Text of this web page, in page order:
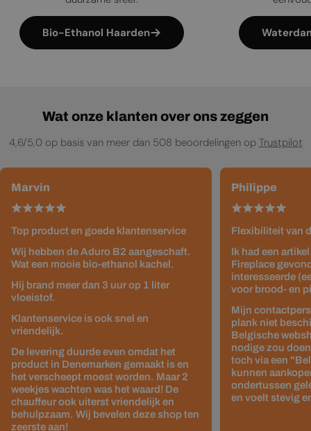
Bio-Ethanol Haarden
Wat onze klanten over ons zeggen
4,6/5,0 op basis van meer dan 508 beoordelingen op Trustpilot
Marvin
Top product en goede klantenservice
Wij hebben de Aduro B2 aangeschaft.
Wat een mooie bio-ethanol kachel.
Hij brand meer dan 3 uur op 1 liter
vloeistof.
Klantenservice is ook snel en
vriendelijk.
De levering duurde even omdat het
product in Denemarken gemaakt is en
het verscheept moest worden. Maar 2
weekjes wachten was het waard! De
chauffeur ook uiterst vriendelijk en
behulpzaam. Wij bevelen deze shop ten
zeerste aan!
Philippe
Flexibiliteit van
Ik had een
Fireplace
interesseerde
voor brood- en
Mijn
plank niet
Belgische
nodige zou
toch via een
kunnen
ondertussen
en voelt stevig